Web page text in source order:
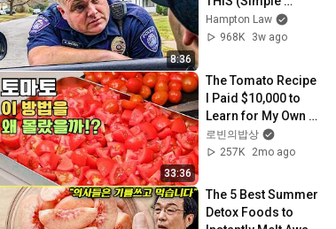
8:36
Phrase)
Hampton Law
968K
3w ago
33:36
The Tomato Recipe
I Paid $10,000 to
Learn for My Own
Health
로빈의밥상
257K
2mo ago
The 5 Best Summer
Detox Foods to